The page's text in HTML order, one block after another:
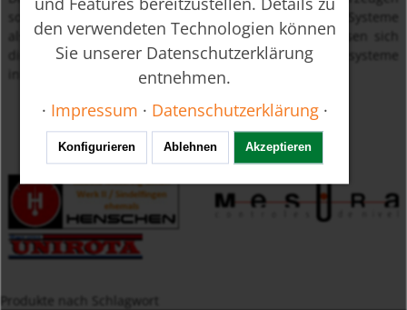
sowohl durch ihre einfache Integration in bestehende Systeme
als auch durch ihre geringen Messtoleranzen. So lassen sich
diese Geräte optimal in die verschiedensten Industriesysteme
integrieren und vielfältig nutzen.
Produkte nach Schlagwort
den verwendeten Technologien können
Sie unserer Datenschutzerklärung
entnehmen.
· Impressum · Datenschutzerklärung·
Konfigurieren Ablehnen Akzeptieren